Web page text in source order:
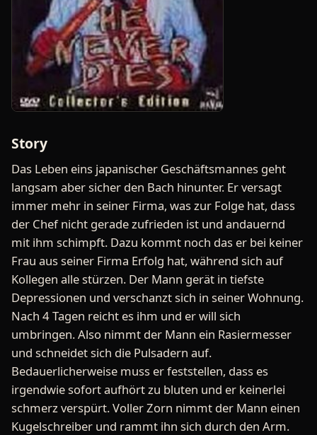
Story
Das Leben eins japanischer Geschäftsmannes geht
langsam aber sicher den Bach hinunter. Er versagt
immer mehr in seiner Firma, was zur Folge hat, dass
der Chef nicht gerade zufrieden ist und andauernd
mit ihm schimpft. Dazu kommt noch das er bei keiner
Frau aus seiner Firma Erfolg hat, während sich auf
Kollegen alle stürzen. Der Mann gerät in tiefste
Depressionen und verschanzt sich in seiner Wohnung.
Nach 4 Tagen reicht es ihm und er will sich
umbringen. Also nimmt der Mann ein Rasiermesser
und schneidet sich die Pulsadern auf.
Bedauerlicherweise muss er feststellen, dass es
irgendwie sofort aufhört zu bluten und er keinerlei
schmerz verspürt. Voller Zorn nimmt der Mann einen
Kugelschreiber und rammt ihn sich durch den Arm.